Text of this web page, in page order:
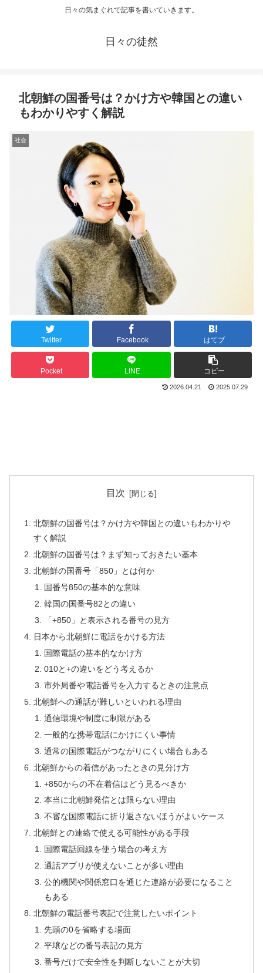
日々の気まぐれで記事を書いていきます。
日々の徒然
北朝鮮の国番号は？かけ方や韓国との違い
もわかりやすく解説
社会
Twitter Facebook はてブ
Pocket LINE コピー
2026.04.21 2025.07.29
目次
北朝鮮の国番号は？かけ方や韓国との違いもわかりや
すく解説
北朝鮮の国番号は？まず知っておきたい基本
北朝鮮の国番号「850」とは何か
国番号850の基本的な意味
韓国の国番号82との違い
「+850」と表示される番号の見方
日本から北朝鮮に電話をかける方法
国際電話の基本的なかけ方
010と+の違いをどう考えるか
市外局番や電話番号を入力するときの注意点
北朝鮮への通話が難しいといわれる理由
通信環境や制度に制限がある
一般的な携帯電話にかけにくい事情
通常の国際電話がつながりにくい場合もある
北朝鮮からの着信があったときの見分け方
+850からの不在着信はどう見るべきか
本当に北朝鮮発信とは限らない理由
不審な国際電話に折り返さないほうがよいケース
北朝鮮との連絡で使える可能性がある手段
国際電話回線を使う場合の考え方
通話アプリが使えないことが多い理由
公的機関や関係窓口を通じた連絡が必要になること
もある
北朝鮮の電話番号表記で注意したいポイント
先頭の0を省略する場面
平壌などの番号表記の見方
番号だけで安全性を判断しないことが大切